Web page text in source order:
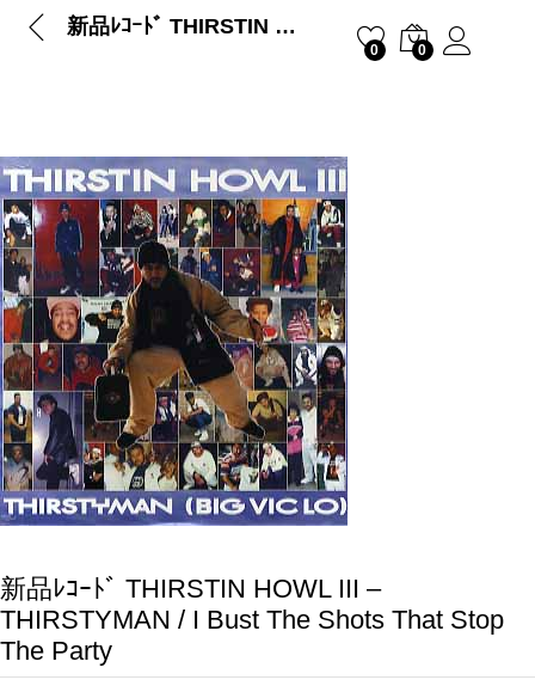
新品ﾚｺｰﾄﾞ THIRSTIN HOWL III – THIRSTYMAN / I Bust The Shots That Stop The Party
0 0
新品ﾚｺｰﾄﾞ THIRSTIN HOWL III –
THIRSTYMAN / I Bust The Shots That Stop
The Party